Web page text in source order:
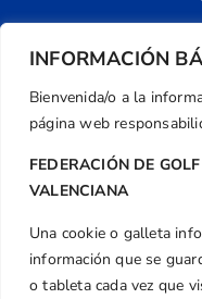
INFORMACIÓN
Bienvenida/o a la
página web
FEDERACIÓN DE
VALENCIANA
Una cookie o galleta
información que se
o tableta cada vez que
Centre de
Caballero, Nº